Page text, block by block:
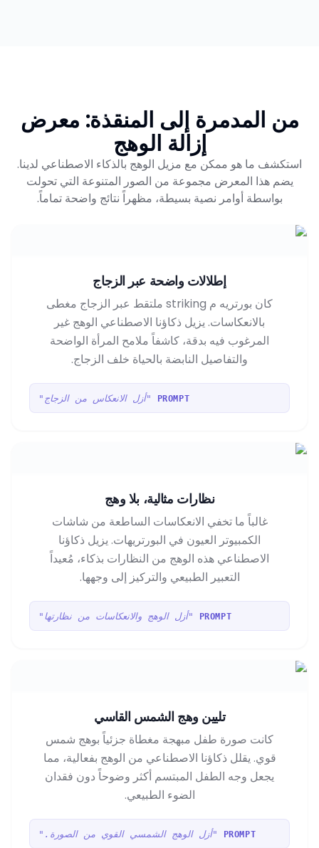
من المدمرة إلى المنقذة: معرض
إزالة الوهج
استكشف ما هو ممكن مع مزيل الوهج بالذكاء الاصطناعي لدينا.
يضم هذا المعرض مجموعة من الصور المتنوعة التي تحولت
بواسطة أوامر نصية بسيطة، مظهراً نتائج واضحة تماماً.
إطلالات واضحة عبر الزجاج
كان بورتريه م striking ملتقط عبر الزجاج مغطى
بالانعكاسات. يزيل ذكاؤنا الاصطناعي الوهج غير
المرغوب فيه بدقة، كاشفاً ملامح المرأة الواضحة
والتفاصيل النابضة بالحياة خلف الزجاج.
PROMPT "أزل الانعكاس من الزجاج"
نظارات مثالية، بلا وهج
غالباً ما تخفي الانعكاسات الساطعة من شاشات
الكمبيوتر العيون في البورتريهات. يزيل ذكاؤنا
الاصطناعي هذه الوهج من النظارات بذكاء، مُعيداً
التعبير الطبيعي والتركيز إلى وجهها.
PROMPT "أزل الوهج والانعكاسات من نظارتها"
تليين وهج الشمس القاسي
كانت صورة طفل مبهجة مغطاة جزئياً بوهج شمس
قوي. يقلل ذكاؤنا الاصطناعي من الوهج بفعالية، مما
يجعل وجه الطفل المبتسم أكثر وضوحاً دون فقدان
الضوء الطبيعي.
PROMPT "أزل الوهج الشمسي القوي من الصورة."